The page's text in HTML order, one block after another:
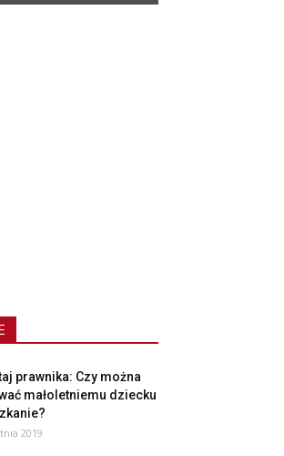
prawnika: Czy można
małoletniemu dziecku
2019